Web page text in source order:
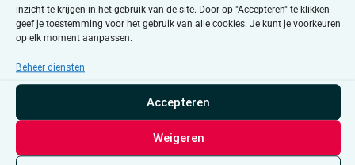
inzicht te krijgen in het gebruik van de site. Door op "Accepteren" te klikken
geef je toestemming voor het gebruik van alle cookies. Je kunt je voorkeuren
op elk moment aanpassen.
Beheer diensten
Accepteren
Weigeren
mei 2026
7
Webinar Gerlinde Wijnen en Dani Bonte:
Wat is de taak van een LEIF-arts en wat
doet een consulent?
7 mei @ 19:30-21:00 UTC+1